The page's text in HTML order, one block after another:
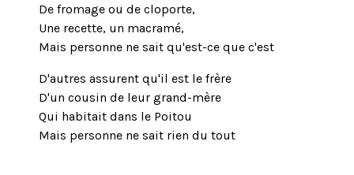
De fromage ou de cloporte,
Une recette, un macramé,
Mais personne ne sait qu'est-ce que c'est
D'autres assurent qu'il est le frère
D'un cousin de leur grand-mère
Qui habitait dans le Poitou
Mais personne ne sait rien du tout